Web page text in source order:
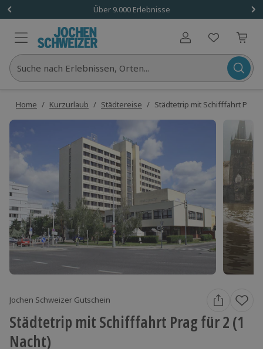
Über 9.000 Erlebnisse
Benutzerkonto
Suche nach Erlebnissen, Orten...
Home / Kurzurlaub / Städtereise / Städtetrip mit Schifffahrt Prag
Jochen Schweizer Gutschein
Städtetrip mit Schifffahrt Prag für 2 (1
Nacht)